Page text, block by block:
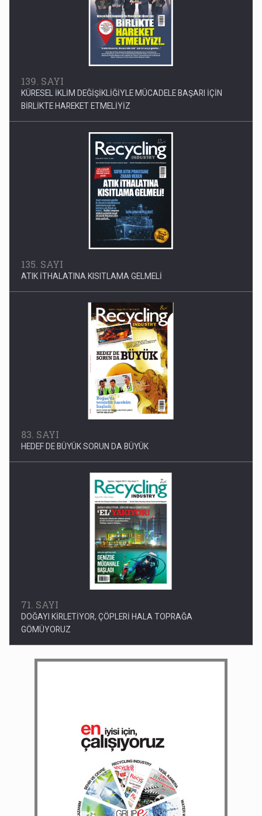
139. SAYI
KÜRESEL İKLİM DEĞİŞİKLİĞİYLE MÜCADELE BAŞARI İÇİN
BİRLİKTE HAREKET ETMELİYİZ
135. SAYI
ATIK İTHALATINA KISITLAMA GELMELİ
83. SAYI
HEDEF DE BÜYÜK SORUN DA BÜYÜK
71. SAYI
DOĞAYI KİRLETİYOR, ÇÖPLERİ HALA TOPRAĞA
GÖMÜYORUZ
SANAYİMİZ YOK AMA AMBALAJ ATIKLARINI TOPLUYORUZ